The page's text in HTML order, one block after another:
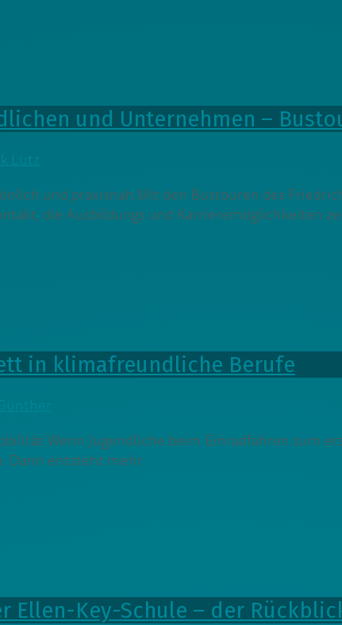
und Unternehmen –
Lutz
und praxisnah.Mit den Bustouren des
die Ausbildungs und Karrieremöglichkeiten
in klimafreundliche Berufe
Wenn Jugendliche beim Einradfahren zum
Dann entsteht mehr
Ellen-Key-Schule – der